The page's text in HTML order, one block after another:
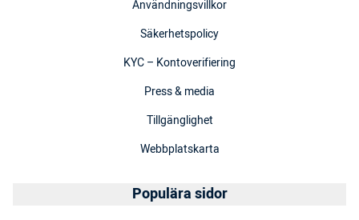
Användningsvillkor
Säkerhetspolicy
KYC – Kontoverifiering
Press & media
Tillgänglighet
Webbplatskarta
Populära sidor